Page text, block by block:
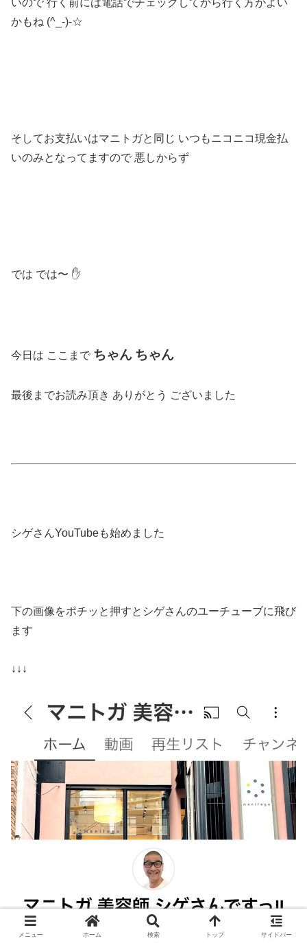
かもね (^_-)-☆
そしてお支払いはマニトガと同じ いつもニコニコ現金払
いのみとなってますので 悪しからず
では では〜 ✋
今日は ここまで ちゃん ちゃん
最後までお読み頂き ありがとう ございました
シゲさんYouTubeも始めました
下の画像をポチッと押すとシゲさんのユーチューブに飛び
ます
↓↓↓
メニュー ホーム 検索 トップ サイドバー